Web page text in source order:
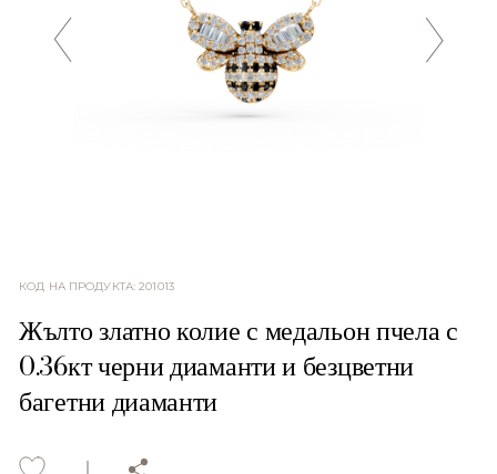
КОД НА ПРОДУКТА:201013
Жълто златно колие с медальон пчела с
0.36кт черни диаманти и безцветни
багетни диаманти